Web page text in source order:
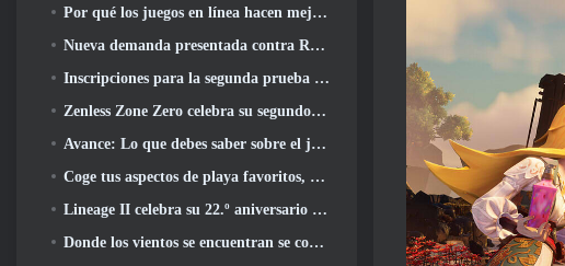
Por qué los juegos en línea hacen mejor anime que el anime hace juegos
Nueva demanda presentada contra Roblox en Oregon alegando un incidente de preparación infantil
Inscripciones para la segunda prueba cerrada mundial de Global MapleStory Classic
Zenless Zone Zero celebra su segundo aniversario ofreciendo a los jugadores la posibilidad de elegir un agente de rango S gratuito
Avance: Lo que debes saber sobre el juego de recolección de criaturas de HoYoverse, Honkai: Alma de enlace
Coge tus aspectos de playa favoritos, Los juegos de verano han regresado a Overwatch
Lineage II celebra su 22.º aniversario con un álbum en vinilo de edición coleccionista
Donde los vientos se encuentran se convierte en una versión “Eastern Steampunk” 2.0